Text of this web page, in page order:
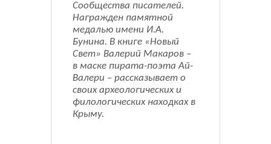
Сообщества писателей.
Награжден памятной
медалью имени И.А.
Бунина. В книге «Новый
Свет» Валерий Макаров –
в маске пирата-поэта Ай-
Валери – рассказывает о
своих археологических и
филологических находках в
Крыму.